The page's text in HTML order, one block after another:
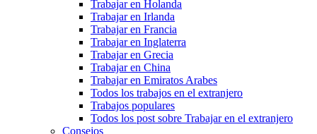
Trabajar en Holanda
Trabajar en Irlanda
Trabajar en Francia
Trabajar en Inglaterra
Trabajar en Grecia
Trabajar en China
Trabajar en Emiratos Arabes
Todos los trabajos en el extranjero
Trabajos populares
Todos los post sobre Trabajar en el extranjero
Consejos